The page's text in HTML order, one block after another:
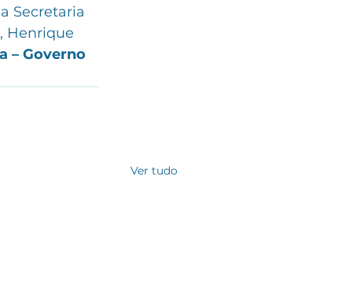
Secretaria
Henrique
– Governo
Ver tudo